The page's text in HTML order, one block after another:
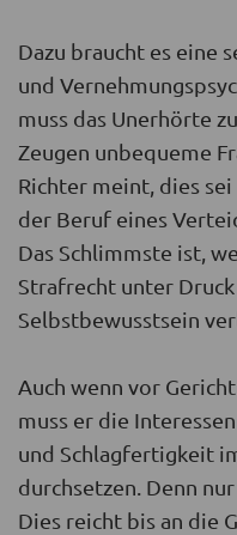
Dazu braucht es eine
und
muss das Unerhörte
Zeugen unbequeme
Richter meint, dies
der Beruf eines
Das Schlimmste ist,
Strafrecht unter
Selbstbewusstsein
Auch wenn vor
muss er die
und Schlagfertigkeit
durchsetzen. Denn
Dies reicht bis an die